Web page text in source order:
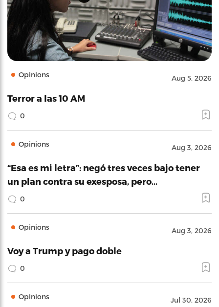
Opinions Aug 5, 2026
Terror a las 10 AM
0
Opinions Aug 3, 2026
“Esa es mi letra”: negó tres veces bajo tener
un plan contra su exesposa, pero…
0
Opinions Aug 3, 2026
Voy a Trump y pago doble
0
Opinions Jul 30, 2026